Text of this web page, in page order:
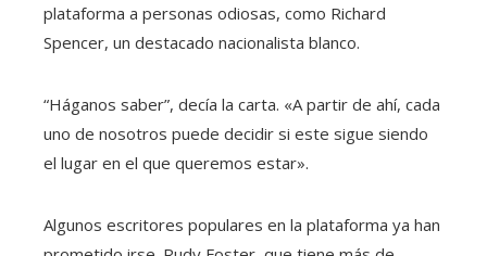
plataforma a personas odiosas, como Richard
Spencer, un destacado nacionalista blanco.
“Háganos saber”, decía la carta. «A partir de ahí, cada
uno de nosotros puede decidir si este sigue siendo
el lugar en el que queremos estar».
Algunos escritores populares en la plataforma ya han